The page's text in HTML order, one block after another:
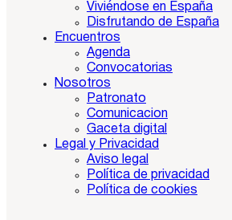
Viviéndose en España
Disfrutando de España
Encuentros
Agenda
Convocatorias
Nosotros
Patronato
Comunicacion
Gaceta digital
Legal y Privacidad
Aviso legal
Política de privacidad
Política de cookies